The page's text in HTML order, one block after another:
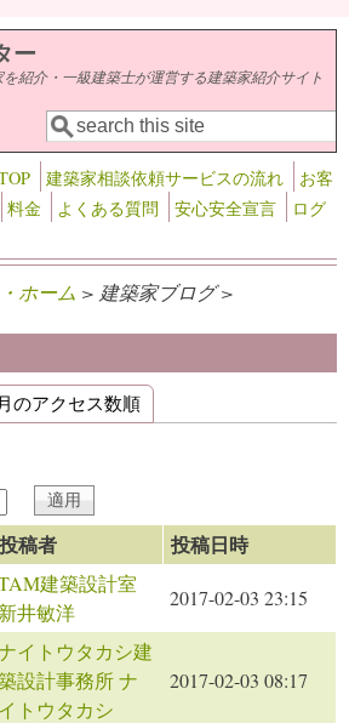
ー
紹介・一級建築士が運営する建築家紹介サイト
検索フォーム
検索
建築家相談依頼サービスの流れ
お客
料金 よくある質問 安心安全宣言
ログ
ホーム > 建築家ブログ >
タブ)
のアクセス数順
投稿者 投稿日時
建築設計室
新井敏洋
2017-02-03 23:15
イトウタカシ建
設計事務所 ナ
イトウタカシ
2017-02-03 08:17